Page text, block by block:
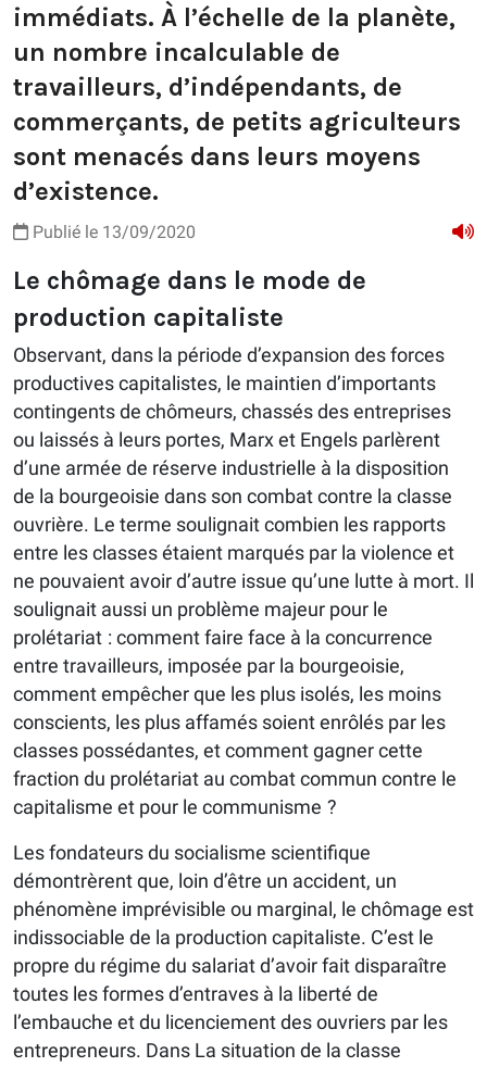
immédiats. À l’échelle de la planète,
un nombre incalculable de
travailleurs, d’indépendants, de
commerçants, de petits agriculteurs
sont menacés dans leurs moyens
d’existence.
Publié le 13/09/2020
Le chômage dans le mode de
production capitaliste
Observant, dans la période d’expansion des forces
productives capitalistes, le maintien d’importants
contingents de chômeurs, chassés des entreprises
ou laissés à leurs portes, Marx et Engels parlèrent
d’une armée de réserve industrielle à la disposition
de la bourgeoisie dans son combat contre la classe
ouvrière. Le terme soulignait combien les rapports
entre les classes étaient marqués par la violence et
ne pouvaient avoir d’autre issue qu’une lutte à mort. Il
soulignait aussi un problème majeur pour le
prolétariat : comment faire face à la concurrence
entre travailleurs, imposée par la bourgeoisie,
comment empêcher que les plus isolés, les moins
conscients, les plus affamés soient enrôlés par les
classes possédantes, et comment­ gagner cette
fraction du prolétariat au combat commun contre le
capitalisme et pour le communisme ?
Les fondateurs du socialisme scientifique
démontrèrent que, loin d’être un accident, un
phénomène imprévisible ou marginal, le chômage est
indissociable de la production capitaliste. C’est le
propre du régime du salariat d’avoir fait disparaître
toutes les formes d’entraves à la liberté de
l’embauche et du licenciement des ouvriers par les
entrepreneurs. Dans La situation de la classe